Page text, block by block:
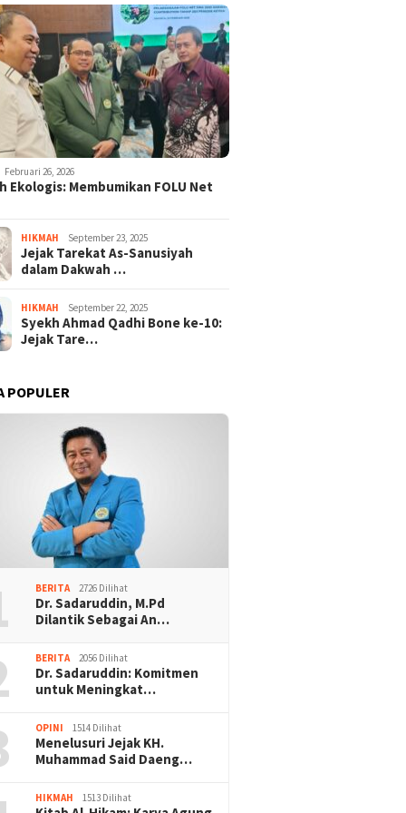
Februari 26, 2026
Ekologis: Membumikan FOLU Net
HIKMAH September 23, 2025
Jejak Tarekat As-Sanusiyah
dalam Dakwah …
HIKMAH September 22, 2025
Syekh Ahmad Qadhi Bone ke-10:
Jejak Tare…
POPULER
BERITA 2726 Dilihat
Dr. Sadaruddin, M.Pd
Dilantik Sebagai An…
BERITA 2056 Dilihat
Dr. Sadaruddin: Komitmen
untuk Meningkat…
OPINI 1514 Dilihat
Menelusuri Jejak KH.
Muhammad Said Daeng…
HIKMAH 1513 Dilihat